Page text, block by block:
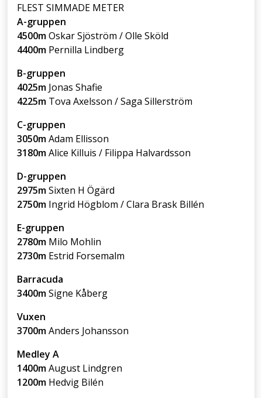
FLEST SIMMADE METER
A-gruppen
4500mOskar Sjöström / Olle Sköld
4400m Pernilla Lindberg
B-gruppen
4025m Jonas Shafie
4225m Tova Axelsson / Saga Sillerström
C-gruppen
3050mAdam Ellisson
3180mAlice Killuis / Filippa Halvardsson
D-gruppen
2975mSixten H Ögärd
2750m Ingrid Högblom / Clara Brask Billén
E-gruppen
2780m Milo Mohlin
2730m Estrid Forsemalm
Barracuda
3400mSigne Kåberg
Vuxen
3700mAnders Johansson
Medley A
1400mAugust Lindgren
1200m Hedvig Bilén